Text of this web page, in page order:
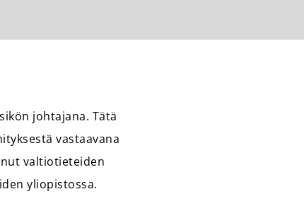
johtajana. Tätä
vastaavana
valtiotieteiden
yliopistossa.